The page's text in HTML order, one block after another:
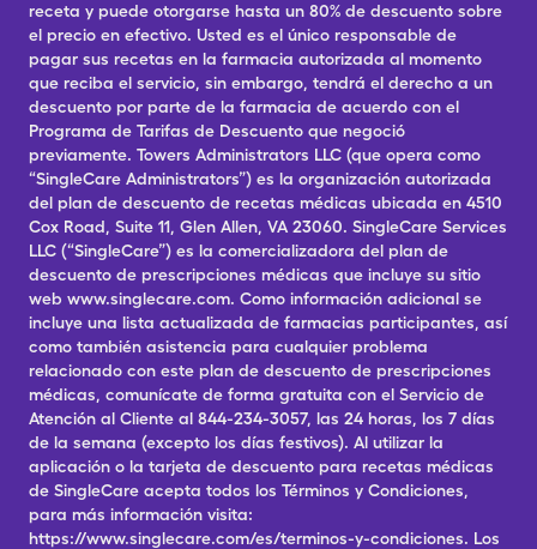
receta y puede otorgarse hasta un 80% de descuento sobre
el precio en efectivo. Usted es el único responsable de
pagar sus recetas en la farmacia autorizada al momento
que reciba el servicio, sin embargo, tendrá el derecho a un
descuento por parte de la farmacia de acuerdo con el
Programa de Tarifas de Descuento que negoció
previamente. Towers Administrators LLC (que opera como
“SingleCare Administrators”) es la organización autorizada
del plan de descuento de recetas médicas ubicada en 4510
Cox Road, Suite 11, Glen Allen, VA 23060. SingleCare Services
LLC (“SingleCare”) es la comercializadora del plan de
descuento de prescripciones médicas que incluye su sitio
web www.singlecare.com. Como información adicional se
incluye una lista actualizada de farmacias participantes, así
como también asistencia para cualquier problema
relacionado con este plan de descuento de prescripciones
médicas, comunícate de forma gratuita con el Servicio de
Atención al Cliente al 844-234-3057, las 24 horas, los 7 días
de la semana (excepto los días festivos). Al utilizar la
aplicación o la tarjeta de descuento para recetas médicas
de SingleCare acepta todos los Términos y Condiciones,
para más información visita:
https://www.singlecare.com/es/terminos-y-condiciones. Los